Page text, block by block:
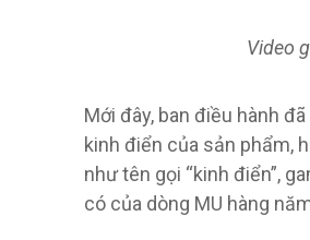
Video
Mới đây, ban điều hành
kinh điển của sản phẩm,
như tên gọi “kinh điển”,
có của dòng MU hàng